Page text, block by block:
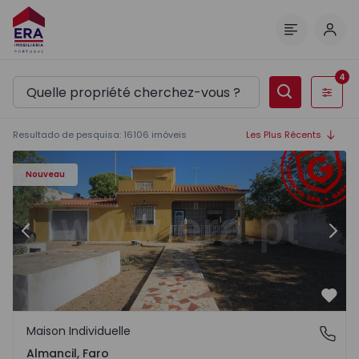
Filtres
4
Resultado de pesquisa: 16106 imóveis Les Plus Récents
Nouveau
Précédent
Almancil, Faro
Maison Individuelle
Almancil, Faro